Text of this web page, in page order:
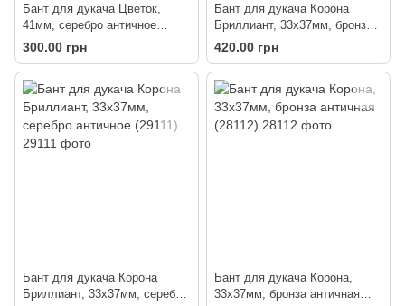
Бант для дукача Цветок,
41мм, серебро античное
(55221)
300.00 грн
Бант для дукача Корона
Бриллиант, 33х37мм, бронза
античная (29112)
420.00 грн
Бант для дукача Корона
Бриллиант, 33х37мм, серебро
Бант для дукача Корона,
33х37мм, бронза античная